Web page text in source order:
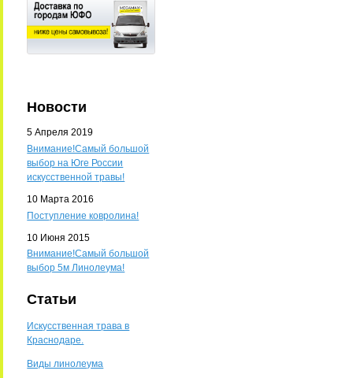
Новости
5 Апреля 2019
Внимание!Самый большой
выбор на Юге России
искусственной травы!
10 Марта 2016
Поступление ковролина!
10 Июня 2015
Внимание!Самый большой
выбор 5м Линолеума!
Статьи
Искусственная трава в
Краснодаре.
Виды линолеума